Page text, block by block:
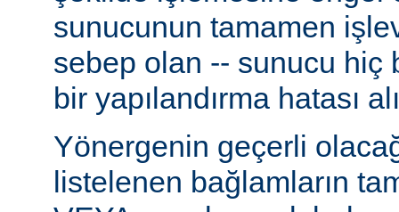
sunucunun tamamen
sebep olan -- sunucu hiç
bir yapılandırma hatası
Yönergenin geçerli
listelenen bağlamların